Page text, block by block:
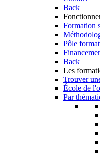
Back
Formation
Pôle
Back
Les
Trouver
École de
Par